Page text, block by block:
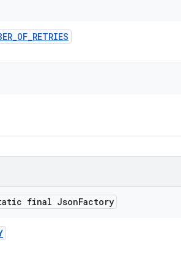
_OF_RETRIES
final JsonFactory